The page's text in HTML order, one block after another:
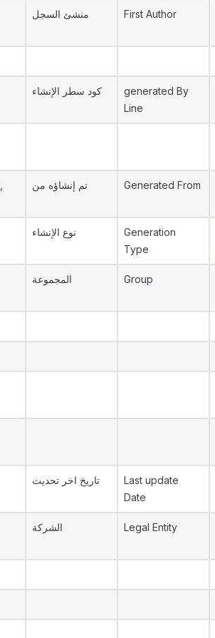
منشئ السجل First Author
كود سطر الإنشاء
generated By
Line
تم إنشاؤه من Generated From
نوع الإنشاء
Generation
Type
المجموعة Group
تاريخ اخر تحديث
Last update
Date
الشركة Legal Entity